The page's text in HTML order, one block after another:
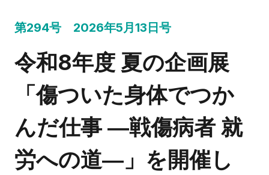
第294号 2026年5月13日号
令和8年度 夏の企画展
「傷ついた身体でつか
んだ仕事 ―戦傷病者 就
労への道―」を開催し